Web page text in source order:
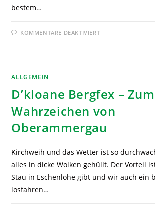
bestem…
KOMMENTARE DEAKTIVIERT
ALLGEMEIN
D’kloane Bergfex – Zum
Wahrzeichen von
Oberammergau
Kirchweih und das Wetter ist so
alles in dicke Wolken gehüllt. Der Vorteil
Stau in Eschenlohe gibt und wir auch ein
losfahren…